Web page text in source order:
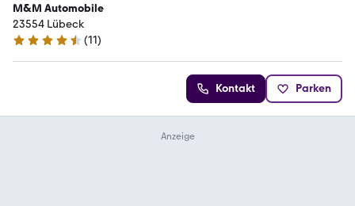
M&M Automobile
23554 Lübeck
4.3 Sterne
(11)
Kontakt Parken